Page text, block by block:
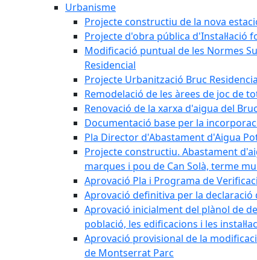
Urbanisme
Projecte constructiu de la nova
Projecte d'obra pública d'Instal·lació
Modificació puntual de les Normes
Residencial
Projecte Urbanització Bruc
Remodelació de les àrees de joc de
Renovació de la xarxa d'aigua del
Documentació base per la
Pla Director d'Abastament d'Aigua
Projecte constructiu. Abastament
marques i pou de Can Solà, terme
Aprovació Pla i Programa de
Aprovació definitiva per la
Aprovació inicialment del plànol de
població, les edificacions i les
Aprovació provisional de la
de Montserrat Parc